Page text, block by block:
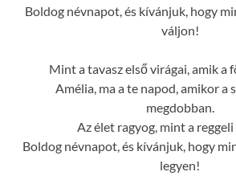
Boldog névnapot, és kívánjuk, hogy
váljon!
Mint a tavasz első virágai, amik a
Amélia, ma a te napod, amikor a
megdobban.
Az élet ragyog, mint a
Boldog névnapot, és kívánjuk, hogy
legyen!